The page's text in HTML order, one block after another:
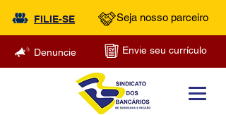
FILIE-SE Seja nosso parceiro
Denuncie Envie seu currículo